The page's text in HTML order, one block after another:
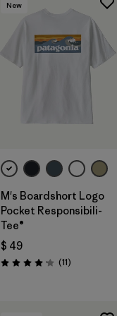
New
M's Boardshort Logo
Pocket Responsibili-
Tee®
$ 49
Valoración: 4.2 / 5
(11Comentarios
)